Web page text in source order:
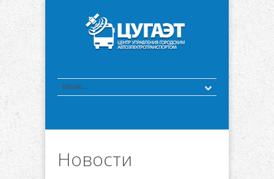
Новости